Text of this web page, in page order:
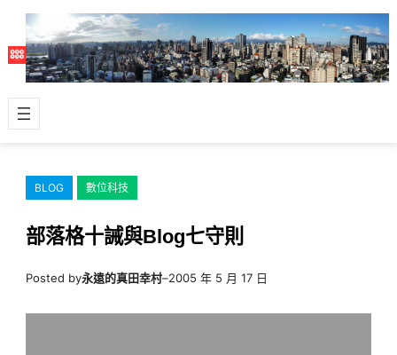
主
容
BLOG 數位科技
部落格十誡與Blog七守則
Posted by永遠的真田幸村–2005 年 5 月 17 日